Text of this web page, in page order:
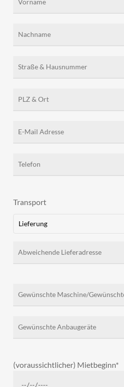
Transport
Lieferung
(voraussichtlicher) Mietbeginn*